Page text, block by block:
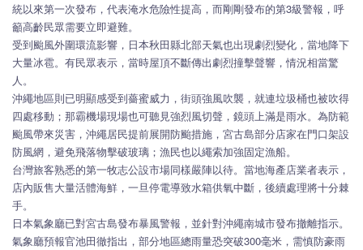
統以來第一次發布，代表淹水危險性提高，而剛剛發布的第3級警報，呼
籲高齡民眾需要立即避難。
受到颱風外圍環流影響，日本秋田縣北部天氣也出現劇烈變化，當地降下
大量冰雹。有民眾表示，當時屋頂不斷傳出劇烈撞擊聲響，情況相當驚
人。
沖繩地區則已明顯感受到薔蜜威力，街頭強風吹襲，就連垃圾桶也被吹得
四處移動；那霸機場現場也可聽見強烈風切聲，鏡頭上滿是雨水。為防範
颱風帶來災害，沖繩居民提前展開防颱措施，宮古島部分店家在門口架設
防風網，避免飛落物擊破玻璃；漁民也以繩索加強固定漁船。
台灣旅客熟悉的第一牧志公設市場同樣嚴陣以待。當地海產店業者表示，
店內販售大量活體海鮮，一旦停電導致水箱供氧中斷，後續處理將十分棘
手。
日本氣象廳已對宮古島發布暴風警報，並針對沖繩南城市發布撤離指示。
氣象廳預報官池田徹指出，部分地區總雨量恐突破300毫米，需慎防豪雨